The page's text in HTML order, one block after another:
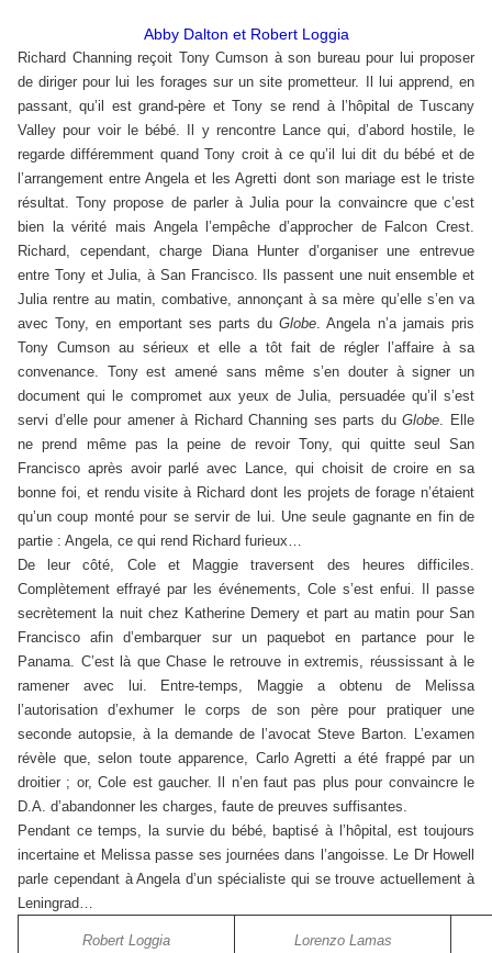
Abby Dalton et Robert Loggia
Richard Channing reçoit Tony Cumson à son bureau pour lui proposer
de diriger pour lui les forages sur un site prometteur. Il lui apprend, en
passant, qu’il est grand-père et Tony se rend à l’hôpital de Tuscany
Valley pour voir le bébé. Il y rencontre Lance qui, d’abord hostile, le
regarde différemment quand Tony croit à ce qu’il lui dit du bébé et de
l’arrangement entre Angela et les Agretti dont son mariage est le triste
résultat. Tony propose de parler à Julia pour la convaincre que c’est
bien la vérité mais Angela l’empêche d’approcher de Falcon Crest.
Richard, cependant, charge Diana Hunter d’organiser une entrevue
entre Tony et Julia, à San Francisco. Ils passent une nuit ensemble et
Julia rentre au matin, combative, annonçant à sa mère qu’elle s’en va
avec Tony, en emportant ses parts duGlobe . Angela n’a jamais pris
Tony Cumson au sérieux et elle a tôt fait de régler l’affaire à sa
convenance. Tony est amené sans même s’en douter à signer un
document qui le compromet aux yeux de Julia, persuadée qu’il s’est
servi d’elle pour amener à Richard Channing ses parts duGlobe . Elle
ne prend même pas la peine de revoir Tony, qui quitte seul San
Francisco après avoir parlé avec Lance, qui choisit de croire en sa
bonne foi, et rendu visite à Richard dont les projets de forage n’étaient
qu’un coup monté pour se servir de lui. Une seule gagnante en fin de
partie : Angela, ce qui rend Richard furieux…
De leur côté, Cole et Maggie traversent des heures difficiles.
Complètement effrayé par les événements, Cole s’est enfui. Il passe
secrètement la nuit chez Katherine Demery et part au matin pour San
Francisco afin d’embarquer sur un paquebot en partance pour le
Panama. C’est là que Chase le retrouve in extremis, réussissant à le
ramener avec lui. Entre-temps, Maggie a obtenu de Melissa
l’autorisation d’exhumer le corps de son père pour pratiquer une
seconde autopsie, à la demande de l’avocat Steve Barton. L’examen
révèle que, selon toute apparence, Carlo Agretti a été frappé par un
droitier ; or, Cole est gaucher. Il n’en faut pas plus pour convaincre le
D.A. d’abandonner les charges, faute de preuves suffisantes.
Pendant ce temps, la survie du bébé, baptisé à l’hôpital, est toujours
incertaine et Melissa passe ses journées dans l’angoisse. Le Dr Howell
parle cependant à Angela d’un spécialiste qui se trouve actuellement à
Leningrad…
Robert Loggia Lorenzo Lamas